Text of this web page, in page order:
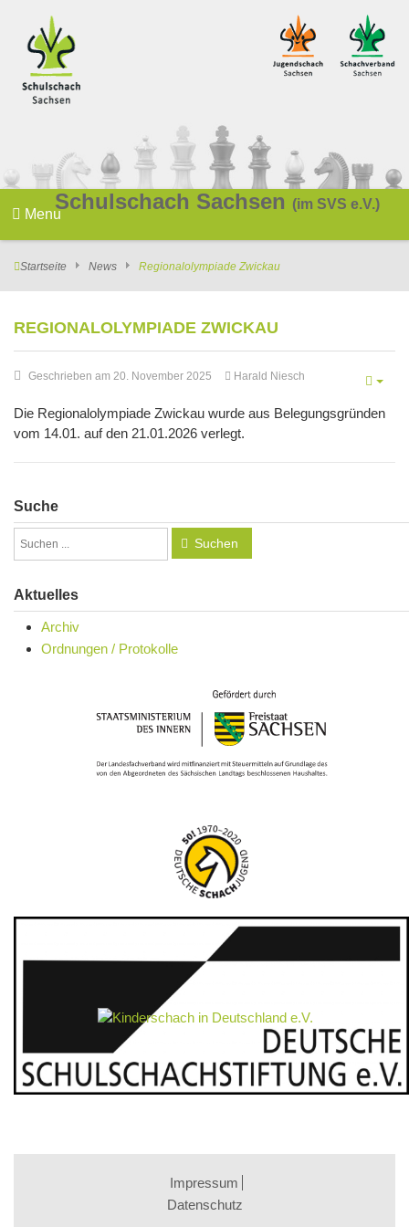
Schulschach Sachsen (im SVS e.V.)
Menu
Startseite News Regionalolympiade Zwickau
REGIONALOLYMPIADE ZWICKAU
Geschrieben am 20. November 2025 Harald Niesch
Die Regionalolympiade Zwickau wurde aus Belegungsgründen
vom 14.01. auf den 21.01.2026 verlegt.
Suche
Suchen
Aktuelles
Archiv
Ordnungen / Protokolle
Impressum
Datenschutz